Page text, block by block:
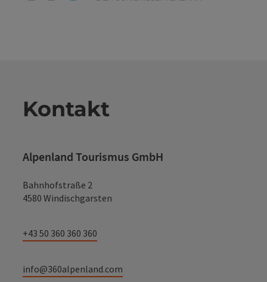
Kontakt
Alpenland Tourismus GmbH
Bahnhofstraße 2
4580 Windischgarsten
+43 50 360 360 360
info@360alpenland.com